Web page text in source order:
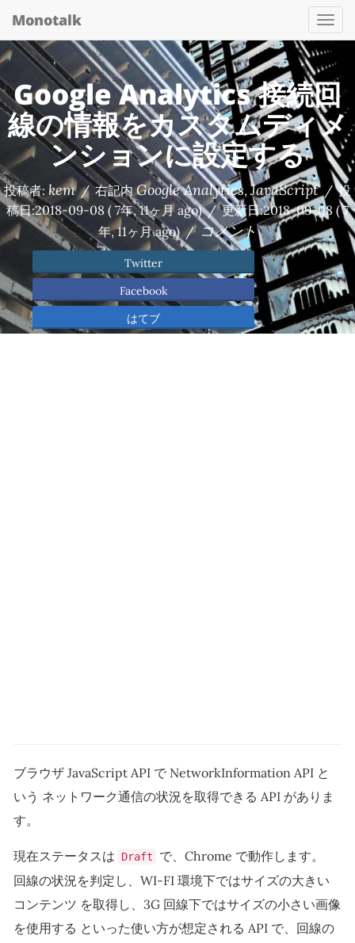
Monotalk
Google Analytics 接続回
線の情報をカスタムディメ
ンションに設定する
投稿者: kem / 右記内Google Analytics,JavaScript / 投
稿日:2018-09-08 ( 7年, 11ヶ月 ago) / 更新日:2018-09-08 ( 7
年, 11ヶ月 ago) / コメント
Twitter
Facebook
はてブ
ブラウザ JavaScript API で NetworkInformation API と
いう ネットワーク通信の状況を取得できる API がありま
す。
現在ステータスは Draft
で、Chrome で動作します。
回線の状況を判定し、WI-FI 環境下ではサイズの大きい
コンテンツ を取得し、3G 回線下ではサイズの小さい画像
を使用する といった使い方が想定される API で、回線の